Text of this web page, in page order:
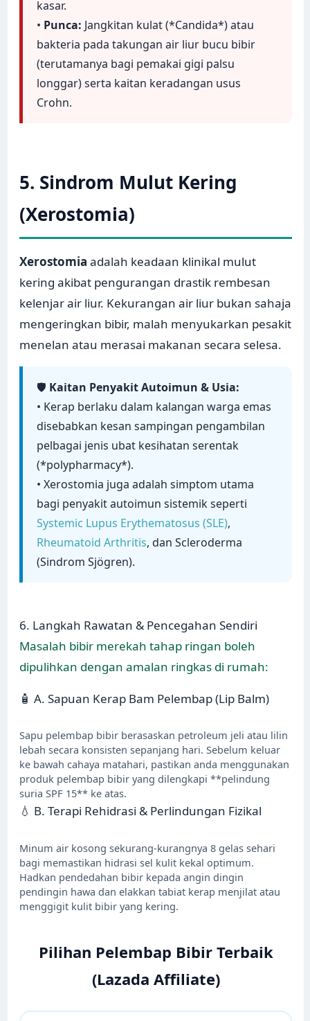
kasar.
• Punca: Jangkitan kulat (*Candida*) atau
bakteria pada takungan air liur bucu bibir
(terutamanya bagi pemakai gigi palsu
longgar) serta kaitan keradangan usus
Crohn.
5. Sindrom Mulut Kering
(Xerostomia)
Xerostomia adalah keadaan klinikal mulut
kering akibat pengurangan drastik rembesan
kelenjar air liur. Kekurangan air liur bukan sahaja
mengeringkan bibir, malah menyukarkan pesakit
menelan atau merasai makanan secara selesa.
🛡️ Kaitan Penyakit Autoimun & Usia:
• Kerap berlaku dalam kalangan warga emas
disebabkan kesan sampingan pengambilan
pelbagai jenis ubat kesihatan serentak
(*polypharmacy*).
• Xerostomia juga adalah simptom utama
bagi penyakit autoimun sistemik seperti
Systemic Lupus Erythematosus (SLE),
Rheumatoid Arthritis, dan Scleroderma
(Sindrom Sjögren).
6. Langkah Rawatan & Pencegahan Sendiri
Masalah bibir merekah tahap ringan boleh
dipulihkan dengan amalan ringkas di rumah:
🧴 A. Sapuan Kerap Bam Pelembap (Lip Balm)
Sapu pelembap bibir berasaskan petroleum jeli atau lilin
lebah secara konsisten sepanjang hari. Sebelum keluar
ke bawah cahaya matahari, pastikan anda menggunakan
produk pelembap bibir yang dilengkapi **pelindung
suria SPF 15** ke atas.
💧 B. Terapi Rehidrasi & Perlindungan Fizikal
Minum air kosong sekurang-kurangnya 8 gelas sehari
bagi memastikan hidrasi sel kulit kekal optimum.
Hadkan pendedahan bibir kepada angin dingin
pendingin hawa dan elakkan tabiat kerap menjilat atau
menggigit kulit bibir yang kering.
Pilihan Pelembap Bibir Terbaik
(Lazada Affiliate)